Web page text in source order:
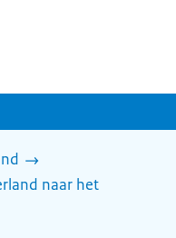
naar het